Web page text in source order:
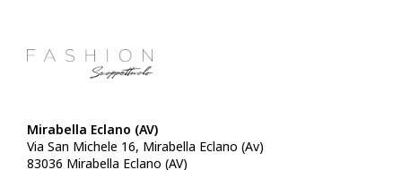
Mirabella Eclano (AV)
Via San Michele 16, Mirabella Eclano (Av)
83036 Mirabella Eclano (AV)